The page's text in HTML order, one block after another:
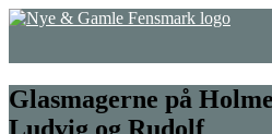
Gå
Glasmagerne på